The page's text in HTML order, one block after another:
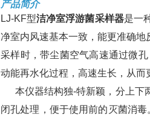
产品简介
LJ-KF型洁净室浮游菌采样器是一
净室内风速基本一致，能更准确地
采样时，带尘菌空气高速通过微
动能再水化过程，高速生长，从而
本仪器结构独-特新颖，分上下
闭孔处理，便于使用前的灭菌消